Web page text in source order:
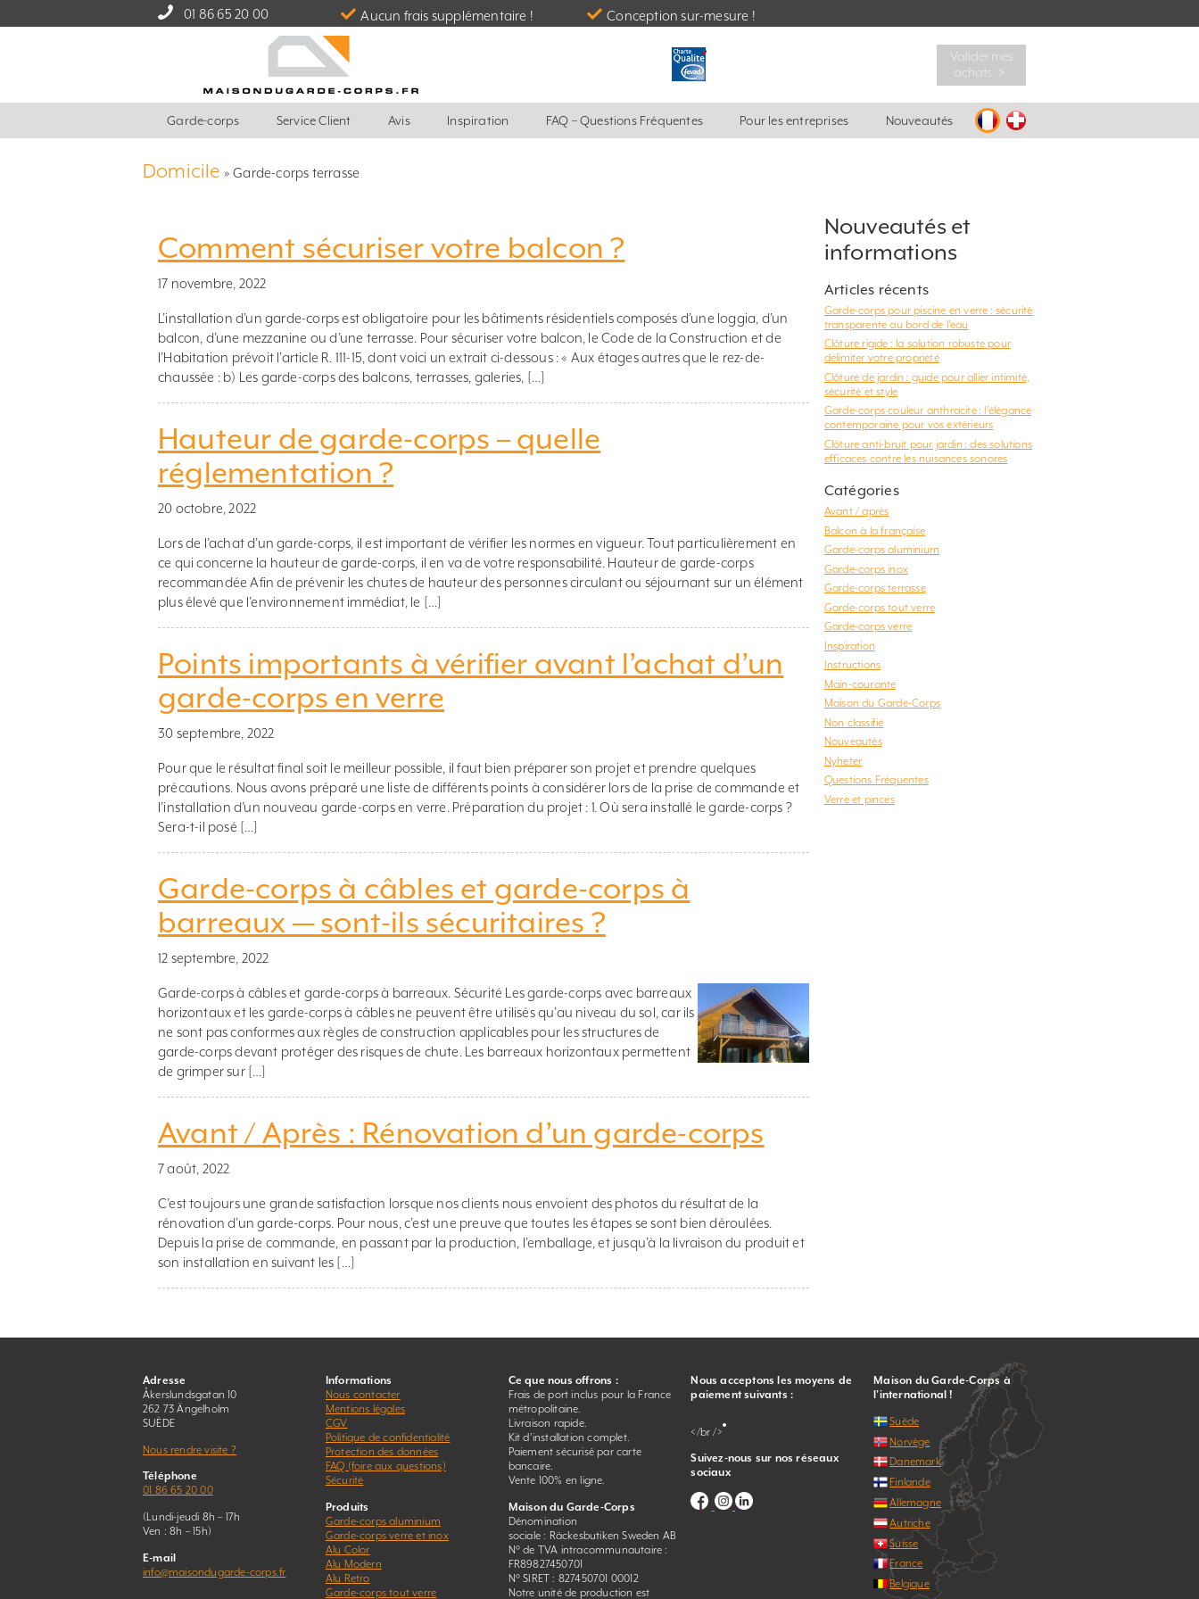
01 86 65 20 00 Aucun frais supplémentaire ! Conception sur-mesure !
Valider mes
achats ﹥
Garde-corps Service Client Avis Inspiration FAQ – Questions Fréquentes Pour les entreprises Nouveautés
Domicile »Garde-corps terrasse
Comment sécuriser votre balcon ?
17 novembre, 2022
L’installation d’un garde-corps est obligatoire pour les bâtiments résidentiels composés d’une loggia, d’un
balcon, d’une mezzanine ou d’une terrasse. Pour sécuriser votre balcon, le Code de la Construction et de
l’Habitation prévoit l’article R. 111-15, dont voici un extrait ci-dessous : « Aux étages autres que le rez-de-
chaussée : b) Les garde-corps des balcons, terrasses, galeries, […]
Hauteur de garde-corps – quelle
réglementation ?
20 octobre, 2022
Lors de l’achat d’un garde-corps, il est important de vérifier les normes en vigueur. Tout particulièrement en
ce qui concerne la hauteur de garde-corps, il en va de votre responsabilité. Hauteur de garde-corps
recommandée Afin de prévenir les chutes de hauteur des personnes circulant ou séjournant sur un élément
plus élevé que l’environnement immédiat, le […]
Points importants à vérifier avant l’achat d’un
garde-corps en verre
30 septembre, 2022
Pour que le résultat final soit le meilleur possible, il faut bien préparer son projet et prendre quelques
précautions. Nous avons préparé une liste de différents points à considérer lors de la prise de commande et
l’installation d’un nouveau garde-corps en verre. Préparation du projet : 1. Où sera installé le garde-corps ?
Sera-t-il posé […]
Garde-corps à câbles et garde-corps à
barreaux — sont-ils sécuritaires ?
12 septembre, 2022
Garde-corps à câbles et garde-corps à barreaux. Sécurité Les garde-corps avec barreaux
horizontaux et les garde-corps à câbles ne peuvent être utilisés qu’au niveau du sol, car ils
ne sont pas conformes aux règles de construction applicables pour les structures de
garde-corps devant protéger des risques de chute. Les barreaux horizontaux permettent
de grimper sur […]
Avant / Après : Rénovation d’un garde-corps
7 août, 2022
C’est toujours une grande satisfaction lorsque nos clients nous envoient des photos du résultat de la
rénovation d’un garde-corps. Pour nous, c’est une preuve que toutes les étapes se sont bien déroulées.
Depuis la prise de commande, en passant par la production, l’emballage, et jusqu’à la livraison du produit et
son installation en suivant les […]
Nouveautés et
informations
Articles récents
Garde-corps pour piscine en verre : sécurité
transparente au bord de l’eau
Clôture rigide : la solution robuste pour
délimiter votre propriété
Clôture de jardin : guide pour allier intimité,
sécurité et style
Garde-corps couleur anthracite : l’élégance
contemporaine pour vos extérieurs
Clôture anti-bruit pour jardin : des solutions
efficaces contre les nuisances sonores
Catégories
Avant / après
Balcon à la française
Garde-corps aluminium
Garde-corps inox
Garde-corps terrasse
Garde-corps tout verre
Garde-corps verre
Inspiration
Instructions
Main-courante
Maison du Garde-Corps
Non classifié
Nouveautés
Nyheter
Questions Fréquentes
Verre et pinces
Adresse
Åkerslundsgatan 10
262 73 Ängelholm
SUÈDE
Nous rendre visite ?
Téléphone
01 86 65 20 00
(Lundi-jeudi 8h – 17h
Ven : 8h – 15h)
E-mail
info@maisondugarde-corps.fr
Informations
Nous contacter
Mentions légales
CGV
Politique de confidentialité
Protection des données
FAQ (foire aux questions)
Sécurité
Produits
Garde-corps aluminium
Garde-corps verre et inox
Alu Color
Alu Modern
Alu Retro
Garde-corps tout verre
Ce que nous offrons :
Frais de port inclus pour la France
métropolitaine.
Livraison rapide.
Kit d’installation complet.
Paiement sécurisé par carte
bancaire.
Vente 100% en ligne.
Maison du Garde-Corps
Dénomination
sociale : Räckesbutiken Sweden AB
N° de TVA intracommunautaire :
FR89827450701
N° SIRET : 827450701 00012
Notre unité de production est
Nous acceptons les moyens de
paiement suivants :
</br />
Suivez-nous sur nos réseaux
sociaux
Maison du Garde-Corps à
l’international !
Suède
Norvège
Danemark
Finlande
Allemagne
Autriche
Suisse
France
Belgique